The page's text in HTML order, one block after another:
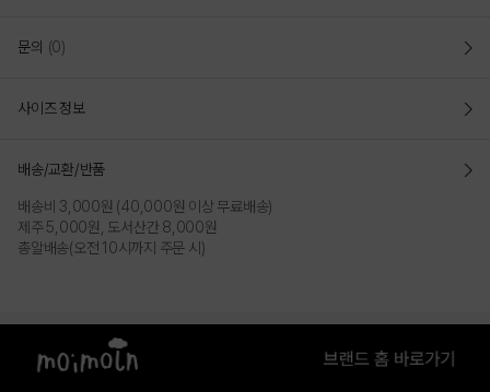
문의 (0)
사이즈 정보
배송/교환/반품
배송비 3,000원 (40,000원 이상 무료배송)
제주 5,000원, 도서산간 8,000원
총알배송(오전 10시까지 주문 시)